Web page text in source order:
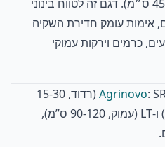
בעומקים של 18-24 אינץ׳ (45-60 ס״מ). דגם זה לטווח בינוני
אימות עומק חדירת השקיה
כרמים וירקות עמוקי
: SR (רדוד, 15-30
ס”מ), MLT (בינוני, 45-60 ס”מ) ו-LT (עמוק, 90-120 ס”מ),